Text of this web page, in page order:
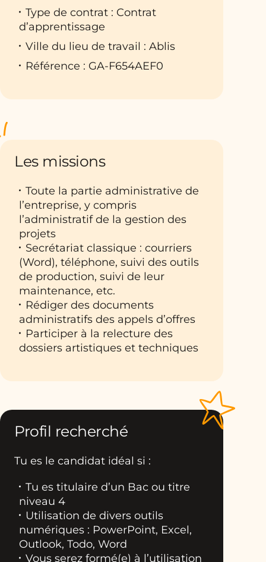
Type de contrat : Contrat
d’apprentissage
Ville du lieu de travail : Ablis
Référence : GA-F654AEF0
Les missions
Toute la partie administrative de
l’entreprise, y compris
l’administratif de la gestion des
projets
Secrétariat classique : courriers
(Word), téléphone, suivi des outils
de production, suivi de leur
maintenance, etc.
Rédiger des documents
administratifs des appels d’offres
Participer à la relecture des
dossiers artistiques et techniques
Profil recherché
Tu es le candidat idéal si :
Tu es titulaire d’un Bac ou titre
niveau 4
Utilisation de divers outils
numériques : PowerPoint, Excel,
Outlook, Todo, Word
Vous serez formé(e) à l’utilisation